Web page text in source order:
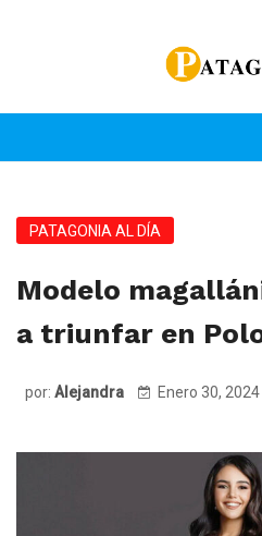
PATAGONIA AL DÍA
Modelo
a triunfar en
por: Alejandra Enero 30, 2024